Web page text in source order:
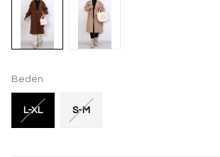
Beden
L-XL S-M